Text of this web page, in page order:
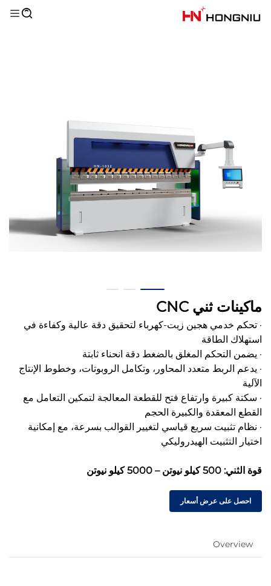
ماكينات ثني CNC
· تحكم خدمي هجين زيت-كهرباء لتحقيق دقة عالية وكفاءة في
استهلاك الطاقة
· يضمن التحكم المغلق بالضغط دقة انحناء ثابتة
· يدعم الربط متعدد المحاور، وتكامل الروبوتات، وخطوط الإنتاج
الآلية
· سكتة كبيرة وارتفاع فتح للقطعة المعالجة لتمكين التعامل مع
القطع المعقدة والكبيرة الحجم
· نظام تثبيت سريع قياسي لتغيير القوالب بسرعة، مع إمكانية
اختيار التثبيت الهيدروليكي
قوة الثني: 500 كيلو نيوتن – 5000 كيلو نيوتن
احصل على عرض أسعار
Overview